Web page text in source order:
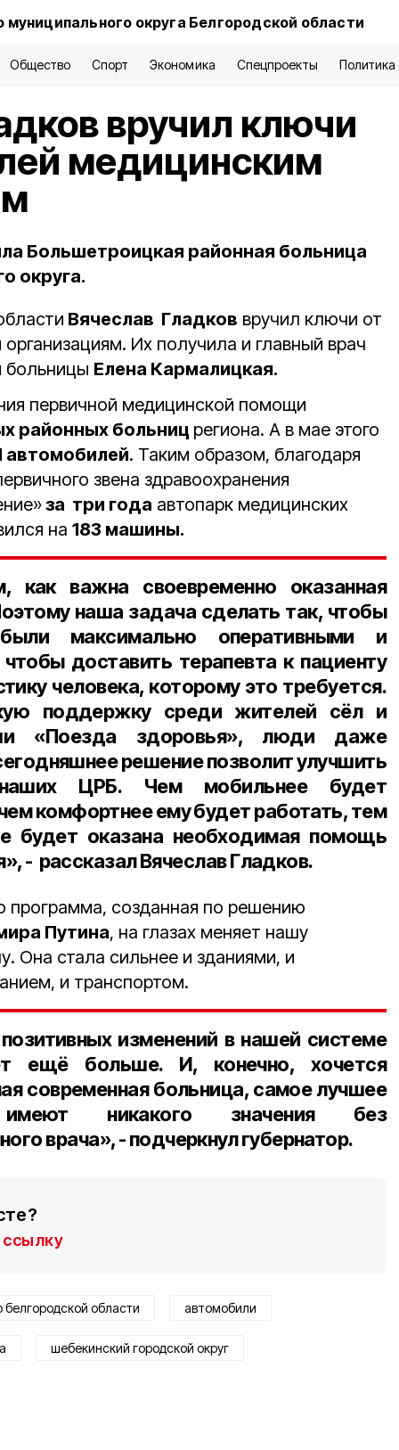
округа Белгородской области
Общество Спорт Экономика Спецпроекты Политика
вручил ключи
медицинским
Большетроицкая районная больница
округа.
Вячеслав Гладков вручил ключи от
Их получила и главный врач
больницы Елена Кармалицкая.
первичной медицинской помощи
районных больниц региона. А в мае этого
автомобилей. Таким образом, благодаря
звена здравоохранения
за три года автопарк медицинских
на 183 машины.⠀
важна своевременно оказанная
наша задача сделать так, чтобы
максимально оперативными и
доставить терапевта к пациенту
человека, которому это требуется.
поддержку среди жителей сёл и
«Поезда здоровья», люди даже
решение позволит улучшить
ЦРБ. Чем мобильнее будет
комфортнее ему будет работать, тем
будет оказана необходимая помощь
- рассказал Вячеслав Гладков.⠀
программа, созданная по решению
Путина, на глазах меняет нашу
Она стала сильнее и зданиями, и
и транспортом.
изменений в нашей системе
ещё больше. И, конечно, хочется
современная больница, самое лучшее
никакого значения без
врача», - подчеркнул губернатор.
ссылку
белгородской области автомобили
шебекинский городской округ